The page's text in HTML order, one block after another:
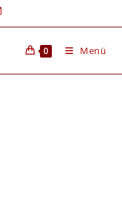
0 Menü